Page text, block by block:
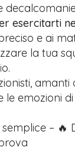
esercitarti
e ai
la tua
le emozioni
– 🔥